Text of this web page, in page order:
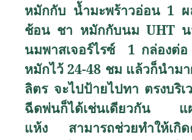
หมักกับ น้ำมะพร้าวอ่อน 1
ช้อน ชา หมักกับนม UHT
นมพาสเจอร์ไรซ์ 1 กล่องต่
หมักไว้ 24-48 ชม แล้วก็นำม
ลิตร จะไปป้ายไปทา ตรงบริ
ฉีดพ่นก็ได้เช่นเดียวกัน แ
แห้ง สามารถช่วยทำให้เกิด